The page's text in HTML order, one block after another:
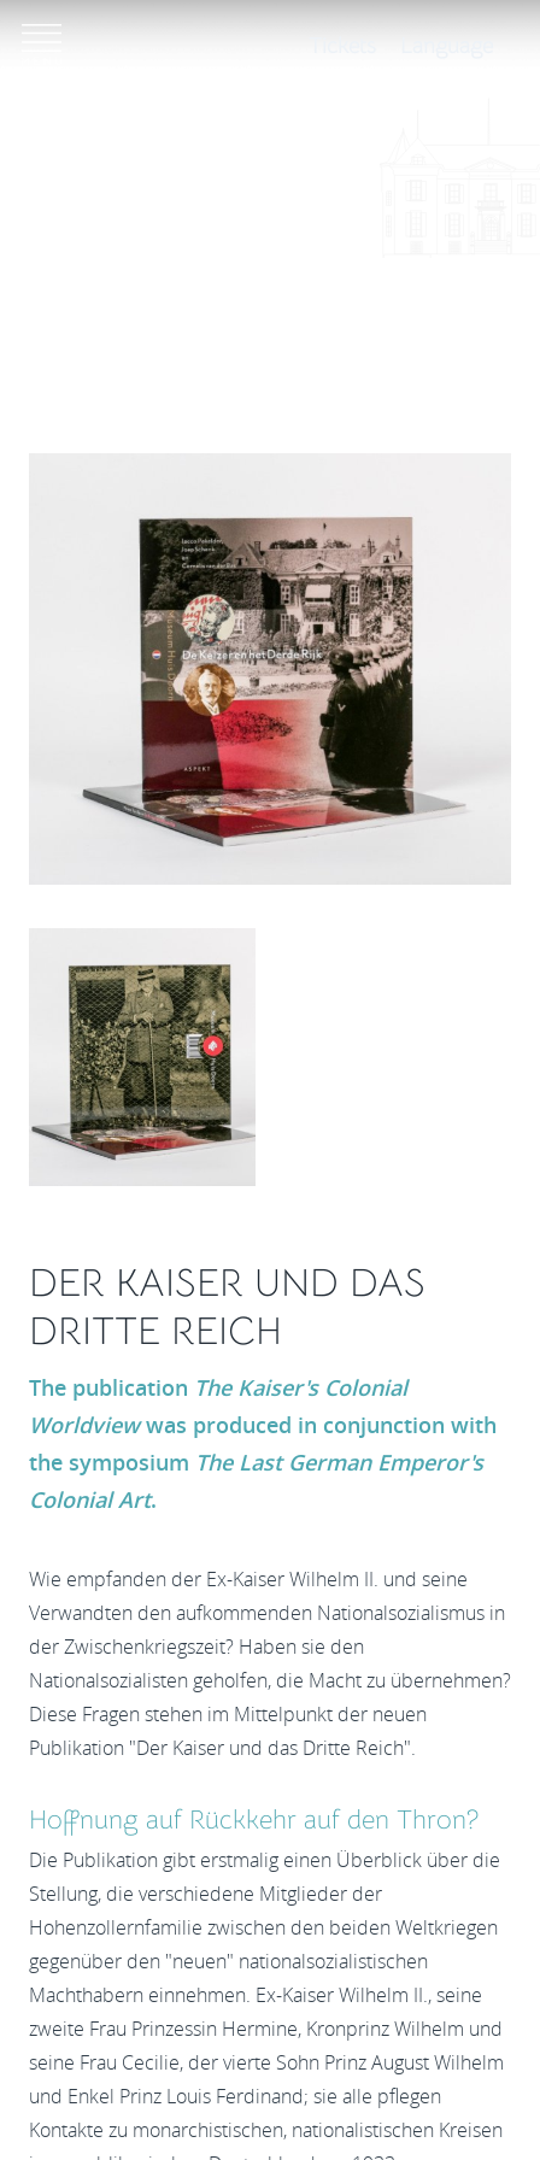
DER KAISER UND DAS
DRITTE REICH
The publication The Kaiser's Colonial
Worldviewwas produced in conjunction with
the symposium The Last German Emperor's
Colonial Art.
Wie empfanden der Ex-Kaiser Wilhelm II. und seine
Verwandten den aufkommenden Nationalsozialismus in
der Zwischenkriegszeit? Haben sie den
Nationalsozialisten geholfen, die Macht zu übernehmen?
Diese Fragen stehen im Mittelpunkt der neuen
Publikation "Der Kaiser und das Dritte Reich".
Hoffnung auf Rückkehr auf den Thron?
Die Publikation gibt erstmalig einen Überblick über die
Stellung, die verschiedene Mitglieder der
Hohenzollernfamilie zwischen den beiden Weltkriegen
gegenüber den "neuen" nationalsozialistischen
Machthabern einnehmen. Ex-Kaiser Wilhelm II., seine
zweite Frau Prinzessin Hermine, Kronprinz Wilhelm und
seine Frau Cecilie, der vierte Sohn Prinz August Wilhelm
und Enkel Prinz Louis Ferdinand; sie alle pflegen
Kontakte zu monarchistischen, nationalistischen Kreisen